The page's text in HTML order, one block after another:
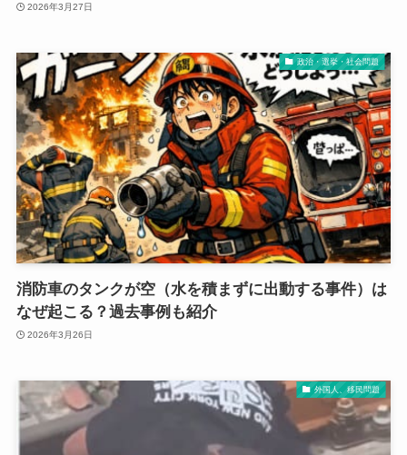
2026年3月27日
政治・選挙・社会問題
消防車のタンクが空（水を積まずに出動する事件）は
なぜ起こる？過去事例も紹介
2026年3月26日
外国人、移民問題